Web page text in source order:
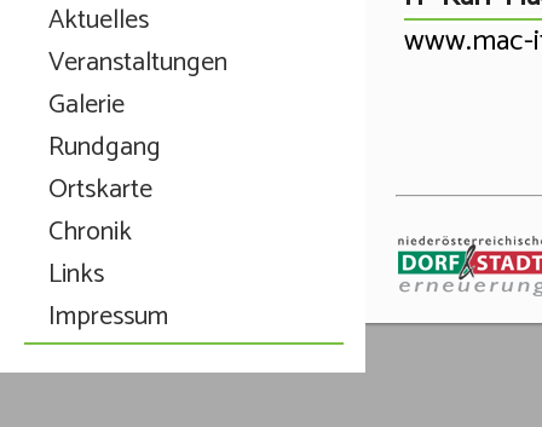
Aktuelles
Veranstaltungen
Galerie
Rundgang
Ortskarte
Chronik
Links
Impressum